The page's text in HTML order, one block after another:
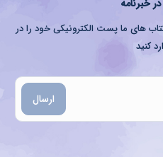
خبرنامه
های ما پست الکترونیکی خود را در
کنید
ارسال